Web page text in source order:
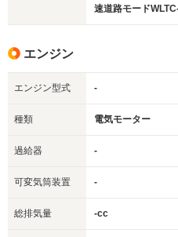
速道路モード
エンジン
エンジン型式 -
種類 電気モーター
過給器 -
可変気筒装置 -
総排気量 -cc